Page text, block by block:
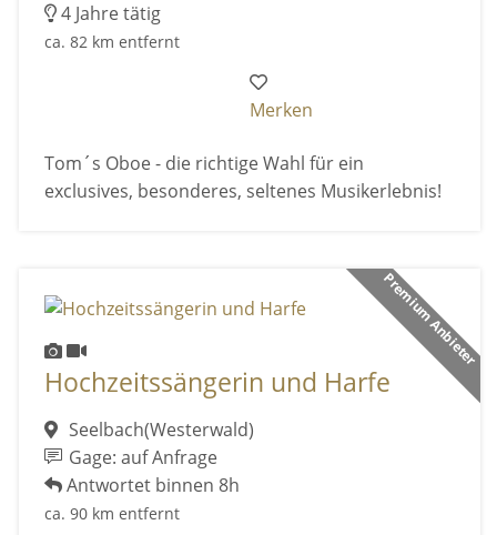
4 Jahre tätig
ca. 82 km entfernt
Merken
Tom´s Oboe - die richtige Wahl für ein
exclusives, besonderes, seltenes Musikerlebnis!
Premium Anbieter
Hochzeitssängerin und Harfe
Seelbach(Westerwald)
Gage: auf Anfrage
Antwortet binnen 8h
ca. 90 km entfernt